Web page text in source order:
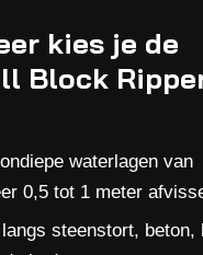
kies je de
Block
waterlagen van
0,5 tot 1 meter
steenstort, beton,